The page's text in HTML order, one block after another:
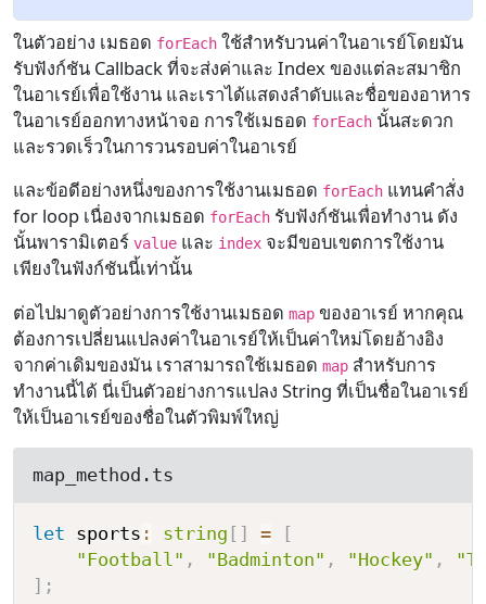
ในตัวอย่าง เมธอด forEach ใช้สำหรับวนค่าในอาเรย์โดยมัน
รับฟังก์ชัน Callback ที่จะส่งค่าและ Index ของแต่ละสมาชิก
ในอาเรย์เพื่อใช้งาน และเราได้แสดงลำดับและชื่อของอาหาร
ในอาเรย์ออกทางหน้าจอ การใช้เมธอด forEach นั้นสะดวก
และรวดเร็วในการวนรอบค่าในอาเรย์
และข้อดีอย่างหนึ่งของการใช้งานเมธอด forEach แทนคำสั่ง
for loop เนื่องจากเมธอด forEach รับฟังก์ชันเพื่อทำงาน ดัง
นั้นพารามิเตอร์value และ index จะมีขอบเขตการใช้งาน
เพียงในฟังก์ชันนี้เท่านั้น
ต่อไปมาดูตัวอย่างการใช้งานเมธอดmap ของอาเรย์ หากคุณ
ต้องการเปลี่ยนแปลงค่าในอาเรย์ให้เป็นค่าใหม่โดยอ้างอิง
จากค่าเดิมของมัน เราสามารถใช้เมธอดmap สำหรับการ
ทำงานนี้ได้ นี่เป็นตัวอย่างการแปลง String ที่เป็นชื่อในอาเรย์
ให้เป็นอาเรย์ของชื่อในตัวพิมพ์ใหญ่
map_method.ts
let sports : string [ ] =
[
"Football" , "Badminton" , "Hockey" ,
] ;